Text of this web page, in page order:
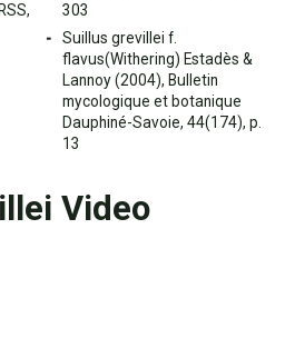
303
Suillus grevillei f.
flavus(Withering) Estadès &
Lannoy (2004), Bulletin
mycologique et botanique
Dauphiné-Savoie, 44(174), p.
13
Video